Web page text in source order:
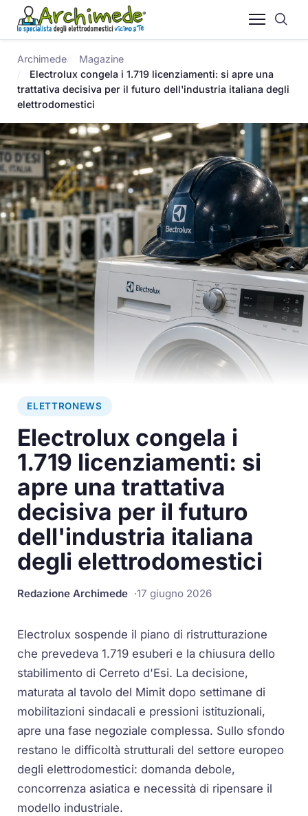
Archimede
Magazine
Electrolux congela i 1.719 licenziamenti: si apre una
trattativa decisiva per il futuro dell'industria italiana degli
elettrodomestici
ELETTRONEWS
Electrolux congela i
1.719 licenziamenti: si
apre una trattativa
decisiva per il futuro
dell'industria italiana
degli elettrodomestici
Redazione Archimede 17 giugno 2026
Electrolux sospende il piano di ristrutturazione
che prevedeva 1.719 esuberi e la chiusura dello
stabilimento di Cerreto d'Esi. La decisione,
maturata al tavolo del Mimit dopo settimane di
mobilitazioni sindacali e pressioni istituzionali,
apre una fase negoziale complessa. Sullo sfondo
restano le difficoltà strutturali del settore europeo
degli elettrodomestici: domanda debole,
concorrenza asiatica e necessità di ripensare il
modello industriale.